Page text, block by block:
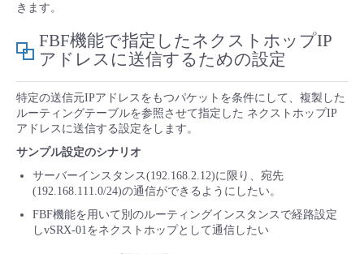
すべてのメニューを見る
サポート
すべてのメニューを見る
- 登録情報の管理
■ 基本構築ガイド
- IoT
- マルチクラウド利用
- リモートワーク
- ITインフラストラクチャー
- その他
定期メンテナンス
協業パートナー
トレーニング/操作動画
脱炭素化
きます。
FBF機能で指定したネクストホップIP
アドレスに送信するための設定
特定の送信元IPアドレスをもつパケットを条件にして、複製した
ルーティングテーブルを参照させて指定した ネクストホップIP
アドレスに送信する設定をします。
サンプル設定のシナリオ
サーバーインスタンス(192.168.2.12)に限り、宛先
(192.168.111.0/24)の通信ができるようにしたい。
FBF機能を用いて別のルーティングインスタンスで経路設定
しvSRX-01をネクストホップとして通信したい